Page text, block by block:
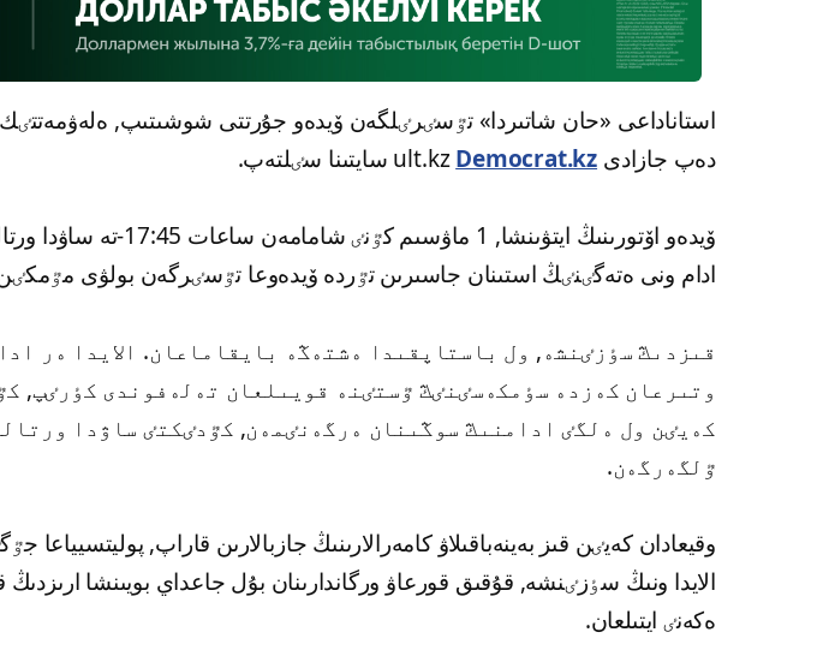
استاناداعى «حان شاتىردا» تٷسٸرٸلگەن ۆيدەو جۇرتتى شوشىتىپ, ەلەۋمەتتٸك
دەپ جازادى ult.kz Democrat.kz سايتىنا سٸلتەپ.
ۆيدەو اۆتورىنىڭ ايتۋىنشا, 1 ماۋسىم
ادام ونى ەتەگٸنٸڭ استىنان جاسىرىن تٷردە ۆيدەوعا تٷسٸرگەن بولۋى
قىزدىڭ سٶزٸنشە, ول باستاپقىدا ەشتەڭە بايقاماعان. الايدا ەر
وتىرعان كەزدە سٶمكەسٸنٸڭ ٷستٸنە قويىلعان تەلەفوندى كٶرٸپ,
كەيٸن ول ەلگٸ ادامنىڭ سوڭىنان ەرگەنٸمەن, كٷدٸكتٸ ساۋدا
ٷلگەرگەن.
وقيعادان كەيٸن قىز بەينەباقىلاۋ كامەرالارىنىڭ جازبالارىن قاراپ, پوليتسيياعا
الايدا ونىڭ سٶزٸنشە, قۇقىق قورعاۋ ورگاندارىنان بۇل جاعداي بويىنشا
ەكەنٸ ايتىلعان.